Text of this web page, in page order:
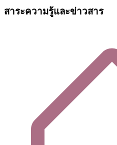
สาระความรู้และข่าวสาร